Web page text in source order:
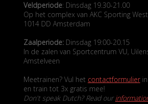
Veldperiode: Dinsdag 19.30-21.00
Op het complex van AKC Sporting
1014 DD Amsterdam
Zaalperiode: Dinsdag 19:00-20.15
In de zalen van Sportcentrum VU,
Amstelveen
Meetrainen? Vul het contactformulierin
en train tot 3x gratis mee!
Don't speak Dutch? Read our